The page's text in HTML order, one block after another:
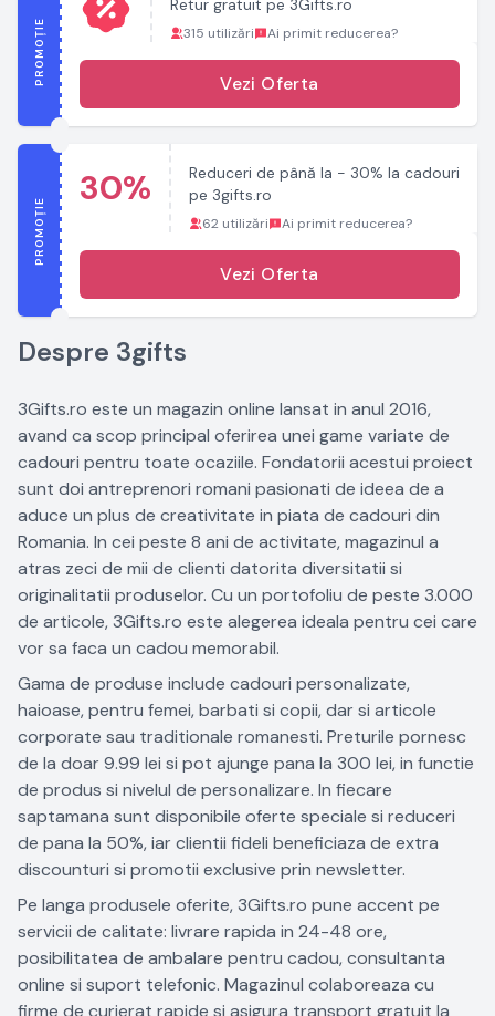
PROMOȚIE
Retur gratuit pe 3Gifts.ro
315 utilizări Ai primit reducerea?
Vezi Oferta
PROMOȚIE
30%
Reduceri de până la - 30% la cadouri
pe 3gifts.ro
62 utilizări Ai primit reducerea?
Vezi Oferta
Despre 3gifts
3Gifts.ro este un magazin online lansat in anul 2016,
avand ca scop principal oferirea unei game variate de
cadouri pentru toate ocaziile. Fondatorii acestui proiect
sunt doi antreprenori romani pasionati de ideea de a
aduce un plus de creativitate in piata de cadouri din
Romania. In cei peste 8 ani de activitate, magazinul a
atras zeci de mii de clienti datorita diversitatii si
originalitatii produselor. Cu un portofoliu de peste 3.000
de articole, 3Gifts.ro este alegerea ideala pentru cei care
vor sa faca un cadou memorabil.
Gama de produse include cadouri personalizate,
haioase, pentru femei, barbati si copii, dar si articole
corporate sau traditionale romanesti. Preturile pornesc
de la doar 9.99 lei si pot ajunge pana la 300 lei, in functie
de produs si nivelul de personalizare. In fiecare
saptamana sunt disponibile oferte speciale si reduceri
de pana la 50%, iar clientii fideli beneficiaza de extra
discounturi si promotii exclusive prin newsletter.
Pe langa produsele oferite, 3Gifts.ro pune accent pe
servicii de calitate: livrare rapida in 24-48 ore,
posibilitatea de ambalare pentru cadou, consultanta
online si suport telefonic. Magazinul colaboreaza cu
firme de curierat rapide si asigura transport gratuit la